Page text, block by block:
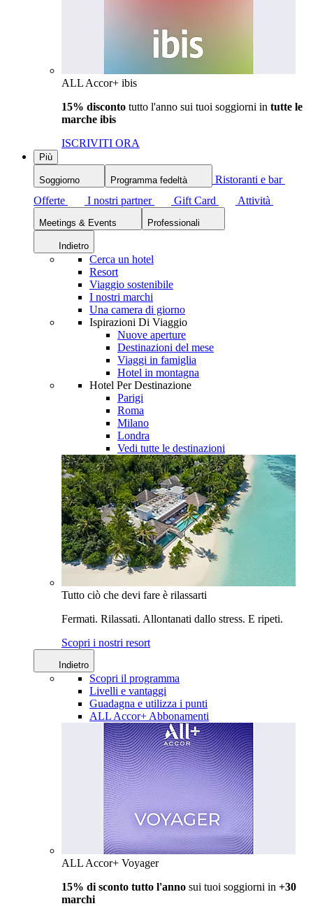
ALL Accor+ ibis
15% disconto tutto l'anno sui tuoi soggiorni in tutte le
marche ibis
ISCRIVITI ORA
Più
Soggiorno Programma fedeltà
Ristoranti e bar
Offerte
I nostri partner Gift Card Attività
Meetings & Events Professionali
Indietro
Cerca un hotel
Resort
Viaggio sostenibile
I nostri marchi
Una camera di giorno
Ispirazioni Di Viaggio
Nuove aperture
Destinazioni del mese
Viaggi in famiglia
Hotel in montagna
Hotel Per Destinazione
Parigi
Roma
Milano
Londra
Vedi tutte le destinazioni
Tutto ciò che devi fare è rilassarti
Fermati. Rilassati. Allontanati dallo stress. E ripeti.
Scopri i nostri resort
Indietro
Scopri il programma
Livelli e vantaggi
Guadagna e utilizza i punti
ALL Accor+ Abbonamenti
ALL Accor+ Voyager
15% di sconto tutto l'anno sui tuoi soggiorni in +30
marchi